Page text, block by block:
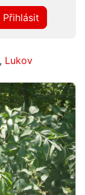
Přihlásit
, Lukov